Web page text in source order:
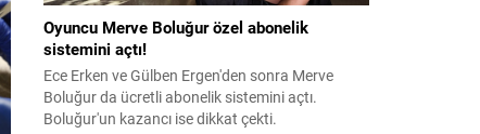
Oyuncu Merve Boluğur özel abonelik
sistemini açtı!
Ece Erken ve Gülben Ergen'den sonra Merve
Boluğur da ücretli abonelik sistemini açtı.
Boluğur'un kazancı ise dikkat çekti.